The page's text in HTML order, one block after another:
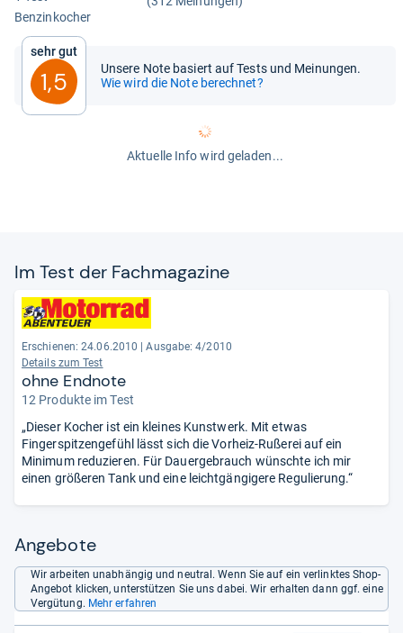
Ben­zin­ko­cher
Sehr gut
1,5
Unsere Note basiert auf Tests und Meinungen.
Wie wird die Note berechnet?
Aktuelle Info wird geladen...
Im Test der Fach­ma­ga­zine
Erschienen: 24.06.2010
Ausgabe: 4/2010
Details zum Test
ohne Endnote
12 Produkte im Test
„Dieser Kocher ist ein kleines Kunstwerk. Mit etwas
Fingerspitzengefühl lässt sich die Vorheiz-Rußerei auf ein
Minimum reduzieren. Für Dauergebrauch wünschte ich mir
einen größeren Tank und eine leichtgängigere Regulierung.“
Angebote
Wir arbeiten unabhängig und neutral. Wenn Sie auf ein verlinktes Shop-
Angebot klicken, unterstützen Sie uns dabei. Wir erhalten dann ggf. eine
Vergütung. Mehr erfahren